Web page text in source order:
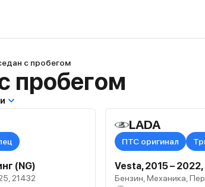
с пробегом
пробегом
(NG)
21432
LADA
ПТС оригинал
Vesta, 2015 – 2022,
Бензин, Механика,